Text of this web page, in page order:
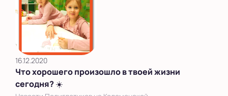
16.12.2020
Что хорошего произошло в твоей жизни
сегодня? ☀️